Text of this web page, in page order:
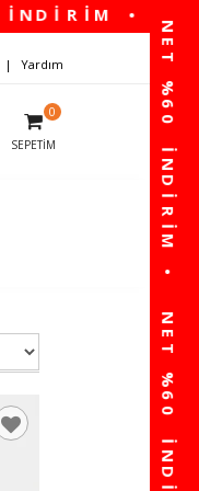
Yardım
0
SEPETIM